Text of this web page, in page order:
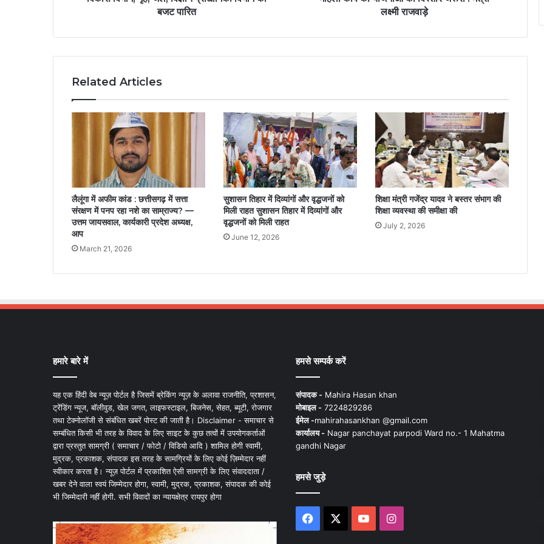
बजट पारित
लक्ष्मी राजवाड़े
Related Articles
लैलूंगा में अफीम कांड : छत्तीसगढ़ में सत्ता
संरक्षण में पनप रहा नशे का साम्राज्य? —
उत्तम जायसवाल, कार्यकारी प्रदेश अध्यक्ष,
आप
March 21, 2026
सुशासन तिहार में दिव्यांगों और वृद्धजनों को
मिली राहत सुशासन तिहार में दिव्यांगों और
वृद्धजनों को मिली राहत
June 12, 2026
शिक्षा मंत्री गजेंद्र यादव ने बस्तर संभाग की
शिक्षा व्यवस्था की समीक्षा की
July 2, 2026
हमारे बारे में
यह एक हिंदी वेब न्यूज़ पोर्टल है जिसमें ब्रेकिंग न्यूज़ के अलावा राजनीति, प्रशासन,
ट्रेंडिंग न्यूज, बॉलीवुड, खेल जगत, लाइफस्टाइल, बिजनेस, सेहत, ब्यूटी, रोजगार
तथा टेक्नोलॉजी से संबंधित खबरें पोस्ट की जाती है। Disclaimer - समाचार से
सम्बंधित किसी भी तरह के विवाद के लिए साइट के कुछ तत्वों में उपयोगकर्ताओं
द्वारा प्रस्तुत सामग्री ( समाचार / फोटो / विडियो आदि ) शामिल होगी स्वामी,
मुद्रक, प्रकाशक, संपादक इस तरह के सामग्रियों के लिए कोई ज़िम्मेदार नहीं
स्वीकार करता है। न्यूज़ पोर्टल में प्रकाशित ऐसी सामग्री के लिए संवाददाता /
खबर देने वाला स्वयं जिम्मेदार होगा, स्वामी, मुद्रक, प्रकाशक, संपादक की कोई
भी जिम्मेदारी नहीं होगी. सभी विवादों का न्यायक्षेत्र रायपुर होगा
हमसे सम्पर्क करें
संपादक -Mahira Hasan khan
मोबाइल -7224829286
ईमेल -mahirahasankhan @gmail.com
कार्यालय -Nagar panchayat parpodi Ward no.- 1 Mahatma
gandhi Nagar
हमसे जुड़े
Facebook YouTubeInstagram